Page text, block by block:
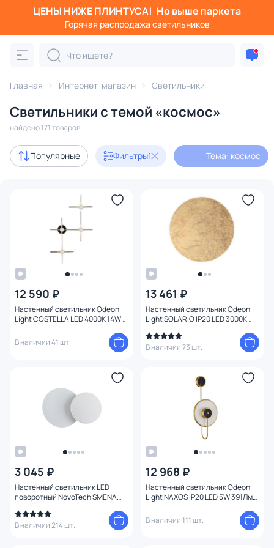
ЦЕНЫ НИЖЕ ПЛИНТУСА! Но выше паркета
Горячая распродажа светильников
Главная Интернет-магазин Светильники
Светильники с темой «космос»
найдено 171 товаров
Популярные Фильтры1 Тема: космос
12 590 ₽
Настенный светильник Odeon
Light COSTELLA LED 4000K 14W
В наличии 41 шт.
13 461 ₽
Настенный светильник Odeon
Light SOLARIO IP20 LED 3000K
золото
В наличии 73 шт.
3 045 ₽
Настенный светильник LED
поворотный NovoTech SMENA
В наличии 214 шт.
12 968 ₽
Настенный светильник Odeon
Light NAXOS IP20 LED 5W 391Лм
В наличии 111 шт.
Фильтры
Категория:
Люстры Подвесные светильники Потолочные
Акции 31
138
Бренд
Цвет
Стиль
Материал
Вид лампы
Тип помещения
Форма
Форма плафона